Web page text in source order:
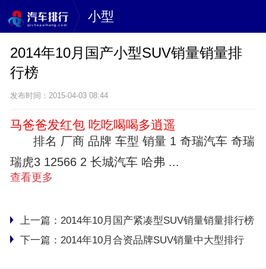
小型
2014年10月国产小型SUV销量销量排
行榜
发布时间：2015-04-03 08:44
马爸爸发红包 吃吃喝喝多逍遥
排名 厂商 品牌 车型 销量 1 奇瑞汽车 奇瑞
瑞虎3 12566 2 长城汽车 哈弗 ...
查看更多
上一篇： 2014年10月国产紧凑型SUV销量销量排行榜
下一篇： 2014年10月合资品牌SUV销量中大型排行